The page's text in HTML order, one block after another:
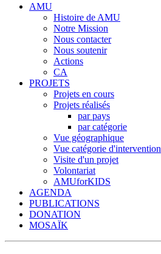
AMU
Histoire de AMU
Notre Mission
Nous contacter
Nous soutenir
Actions
CA
PROJETS
Projets en cours
Projets réalisés
par pays
par catégorie
Vue géographique
Vue catégorie d'intervention
Visite d'un projet
Volontariat
AMUforKIDS
AGENDA
PUBLICATIONS
DONATION
MOSAÏK